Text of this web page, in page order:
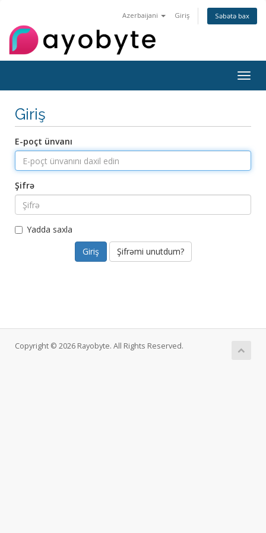
Azerbaijani Giriş Səbətə bax
Giriş
E-poçt ünvanı
Şifrə
Yadda saxla
Şifrəmi unutdum?
Copyright © 2026 Rayobyte. All Rights Reserved.